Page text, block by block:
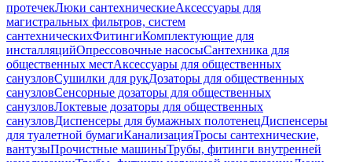
протечекЛюки сантехническиеАксессуары для
магистральных фильтров, систем
сантехническихФитингиКомплектующие для
инсталляцийОпрессовочные насосыСантехника для
общественных местАксессуары для общественных
санузловСушилки для рукДозаторы для общественных
санузловСенсорные дозаторы для общественных
санузловЛоктевые дозаторы для общественных
санузловДиспенсеры для бумажных полотенецДиспенсеры
для туалетной бумагиКанализацияТросы сантехнические,
вантузыПрочистные машиныТрубы, фитинги внутренней